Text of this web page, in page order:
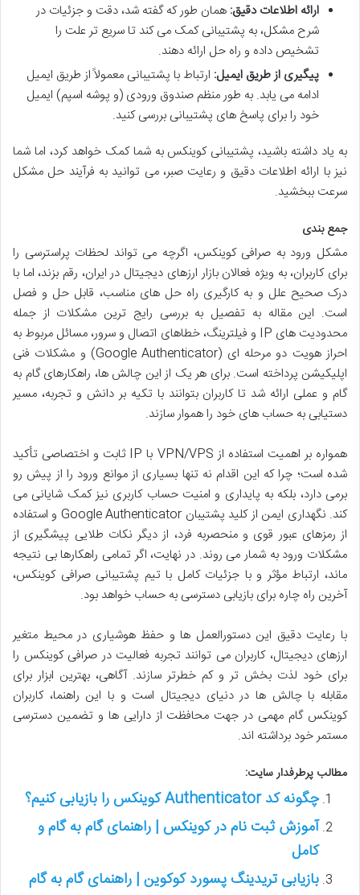
ارائه اطلاعات دقیق: همان طور که گفته شد، دقت و جزئیات در
شرح مشکل، به پشتیبانی کمک می کند تا سریع تر علت را
تشخیص داده و راه حل ارائه دهند.
پیگیری از طریق ایمیل: ارتباط با پشتیبانی معمولاً از طریق ایمیل
ادامه می یابد. به طور منظم صندوق ورودی (و پوشه اسپم) ایمیل
خود را برای پاسخ های پشتیبانی بررسی کنید.
به یاد داشته باشید، پشتیبانی کوینکس به شما کمک خواهد کرد، اما شما
نیز با ارائه اطلاعات دقیق و رعایت صبر، می توانید به فرآیند حل مشکل
سرعت ببخشید.
جمع بندی
مشکل ورود به صرافی کوینکس، اگرچه می تواند لحظات پراسترسی را
برای کاربران، به ویژه فعالان بازار ارزهای دیجیتال در ایران، رقم بزند، اما با
درک صحیح علل و به کارگیری راه حل های مناسب، قابل حل و فصل
است. این مقاله به تفصیل به بررسی رایج ترین مشکلات از جمله
محدودیت های IP و فیلترینگ، خطاهای اتصال و سرور، مسائل مربوط به
احراز هویت دو مرحله ای (Google Authenticator) و مشکلات فنی
اپلیکیشن پرداخته است. برای هر یک از این چالش ها، راهکارهای گام به
گام و عملی ارائه شد تا کاربران بتوانند با تکیه بر دانش و تجربه، مسیر
دستیابی به حساب های خود را هموار سازند.
همواره بر اهمیت استفاده از VPN/VPS با IP ثابت و اختصاصی تأکید
شده است؛ چرا که این اقدام نه تنها بسیاری از موانع ورود را از پیش رو
برمی دارد، بلکه به پایداری و امنیت حساب کاربری نیز کمک شایانی می
کند. نگهداری ایمن از کلید پشتیبان Google Authenticator و استفاده
از رمزهای عبور قوی و منحصربه فرد، از دیگر نکات طلایی پیشگیری از
مشکلات ورود به شمار می روند. در نهایت، اگر تمامی راهکارها بی نتیجه
ماند، ارتباط مؤثر و با جزئیات کامل با تیم پشتیبانی صرافی کوینکس،
آخرین راه چاره برای بازیابی دسترسی به حساب خواهد بود.
با رعایت دقیق این دستورالعمل ها و حفظ هوشیاری در محیط متغیر
ارزهای دیجیتال، کاربران می توانند تجربه فعالیت در صرافی کوینکس را
برای خود لذت بخش تر و کم خطرتر سازند. آگاهی، بهترین ابزار برای
مقابله با چالش ها در دنیای دیجیتال است و با این راهنما، کاربران
کوینکس گام مهمی در جهت محافظت از دارایی ها و تضمین دسترسی
مستمر خود برداشته اند.
مطالب پرطرفدار سایت:
چگونه کد Authenticator کوینکس را بازیابی کنیم؟
آموزش ثبت نام در کوینکس | راهنمای گام به گام و
کامل
بازیابی تریدینگ پسورد کوکوین | راهنمای گام به گام